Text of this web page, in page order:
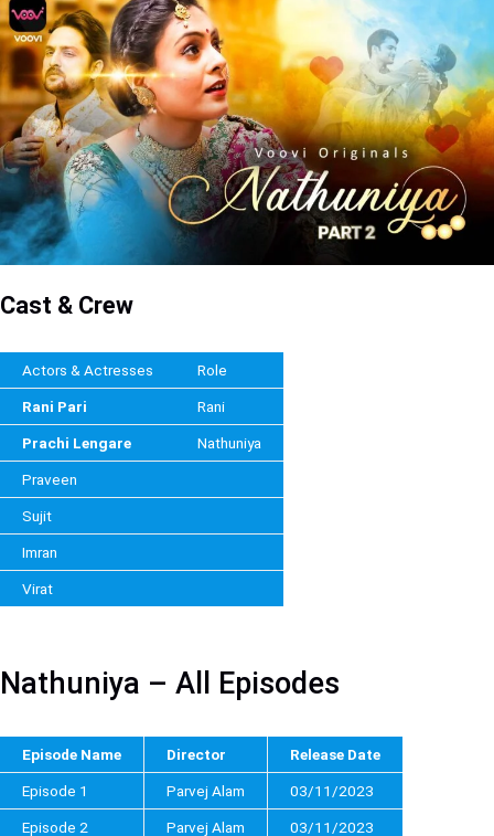
Cast & Crew
Actors & Actresses Role
Rani Pari Rani
Prachi Lengare Nathuniya
Praveen
Sujit
Imran
Virat
Nathuniya – All Episodes
Episode Name Director Release Date
Episode 1 Parvej Alam 03/11/2023
Episode 2 Parvej Alam 03/11/2023